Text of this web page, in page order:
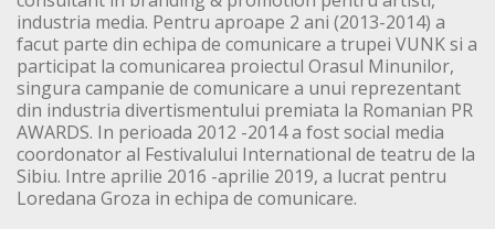
industria media. Pentru aproape 2 ani (2013-2014) a
facut parte din echipa de comunicare a trupei VUNK si a
participat la comunicarea proiectul Orasul Minunilor,
singura campanie de comunicare a unui reprezentant
din industria divertismentului premiata la Romanian PR
AWARDS. In perioada 2012 -2014 a fost social media
coordonator al Festivalului International de teatru de la
Sibiu. Intre aprilie 2016 -aprilie 2019, a lucrat pentru
Loredana Groza in echipa de comunicare.